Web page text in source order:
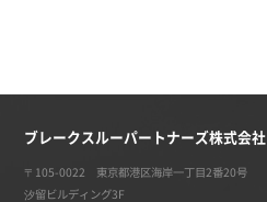
ブレークスルーパートナーズ株式会社
〒105-0022 東京都港区海岸一丁目2番20号
汐留ビルディング3F